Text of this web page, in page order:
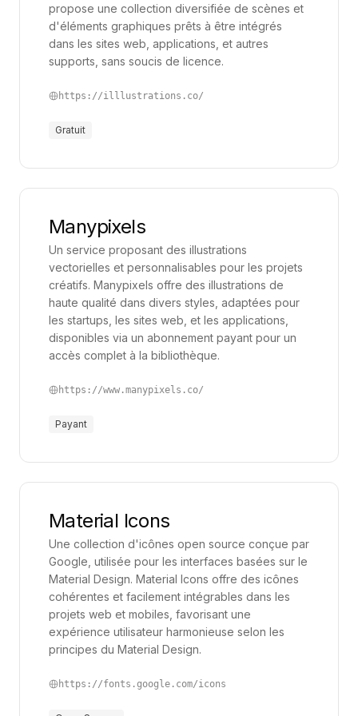
propose une collection diversifiée de scènes et
d'éléments graphiques prêts à être intégrés
dans les sites web, applications, et autres
supports, sans soucis de licence.
https://illlustrations.co/
Gratuit
Manypixels
Un service proposant des illustrations
vectorielles et personnalisables pour les projets
créatifs. Manypixels offre des illustrations de
haute qualité dans divers styles, adaptées pour
les startups, les sites web, et les applications,
disponibles via un abonnement payant pour un
accès complet à la bibliothèque.
https://www.manypixels.co/
Payant
Material Icons
Une collection d'icônes open source conçue par
Google, utilisée pour les interfaces basées sur le
Material Design. Material Icons offre des icônes
cohérentes et facilement intégrables dans les
projets web et mobiles, favorisant une
expérience utilisateur harmonieuse selon les
principes du Material Design.
https://fonts.google.com/icons